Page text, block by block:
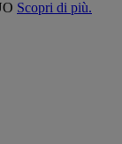
Scopri di più.